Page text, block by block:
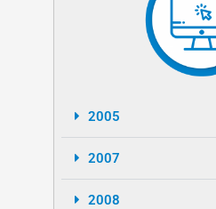
2005
2007
2008